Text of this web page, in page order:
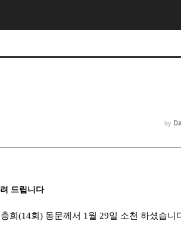
by
드립니다
희(14회) 동문께서 1월 29일 소천 하셨습니